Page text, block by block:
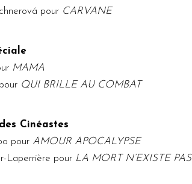
pour CARVANE
MAMA
pour QUI BRILLE AU COMBAT
Cinéastes
pour AMOUR APOCALYPSE
Laperrière pour LA MORT N’EXISTE PAS